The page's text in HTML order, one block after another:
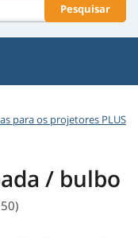
Pesquisar
para os projetores PLUS
/ bulbo